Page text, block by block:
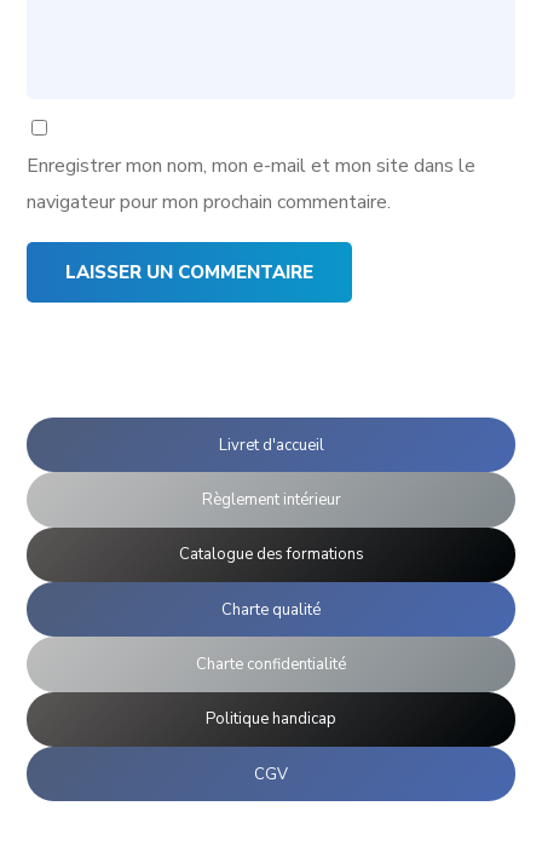
Enregistrer mon nom, mon e-mail et mon site dans le
navigateur pour mon prochain commentaire.
Livret d'accueil
Règlement intérieur
Catalogue des formations
Charte qualité
Charte confidentialité
Politique handicap
CGV